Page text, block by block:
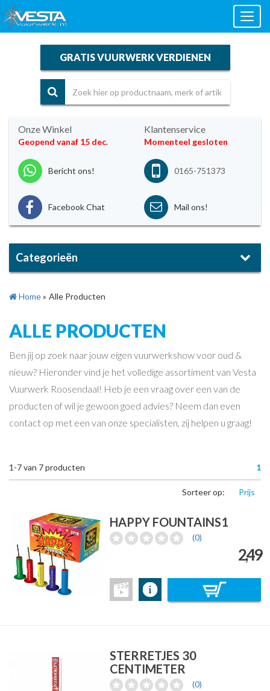
GRATIS VUURWERK VERDIENEN
Onze Winkel
Geopend vanaf 15 dec.
Klantenservice
Momenteel gesloten
Bericht ons! 0165-751373
Facebook Chat Mail ons!
Categorieën
Home» Alle Producten
ALLE PRODUCTEN
Ben jij op zoek naar jouw eigen vuurwerkshow voor oud &
nieuw? Hieronder vind je het volledige assortiment van Vesta
Vuurwerk Roosendaal! Heb je een vraag over een van de
producten of wil je gewoon goed advies? Neem dan even
contact op met een van onze specialisten, zij helpen u graag!
1-7van 7producten 1
Sorteer op: Prijs
HAPPY FOUNTAINS1
(0)
2,49
STERRETJES 30
CENTIMETER
(0)